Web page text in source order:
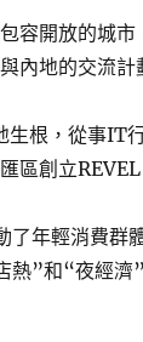
容開放的城
內地的交流計
根，從事IT
區創立
了年輕消費群
熱”和“夜經